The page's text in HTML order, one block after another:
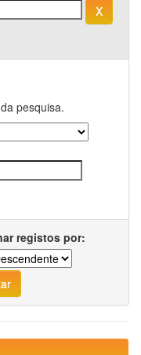
pesquisa.
registos por: